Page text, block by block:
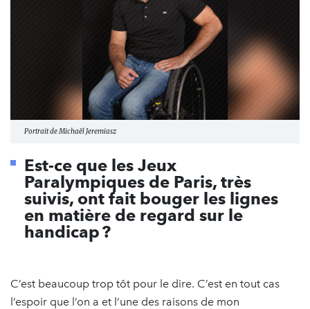
Portrait de Michaël Jeremiasz
Est-ce que les Jeux
Paralympiques de Paris, très
suivis, ont fait bouger les lignes
en matière de regard sur le
handicap ?
C’est beaucoup trop tôt pour le dire. C’est en tout cas
l’espoir que l’on a et l’une des raisons de mon